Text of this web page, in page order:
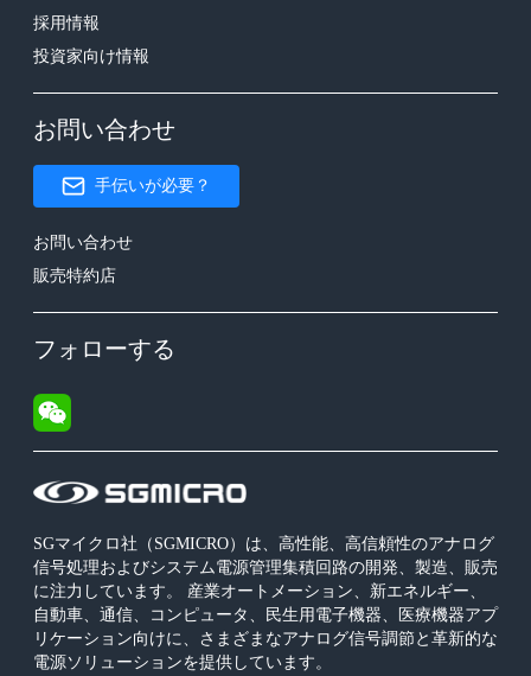
SGマイクロ社（SGMICRO）は、高性能、高信頼性のアナログ
信号処理およびシステム電源管理集積回路の開発、製造、販売
に注力しています。 産業オートメーション、新エネルギー、
自動車、通信、コンピュータ、民生用電子機器、医療機器アプ
リケーション向けに、さまざまなアナログ信号調節と革新的な
電源ソリューションを提供しています。
採用情報
投資家向け情報
お問い合わせ
手伝いが必要？
お問い合わせ
販売特約店
フォローする